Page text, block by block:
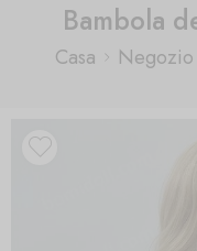
Bambola
Casa Negozio